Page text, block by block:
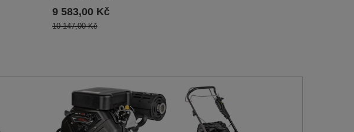
9 583,00 Kč
10 147,00 Kč